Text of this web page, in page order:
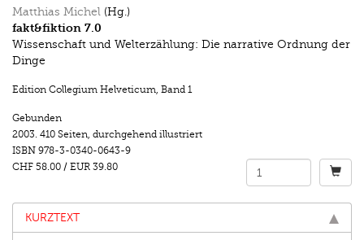
Matthias Michel (Hg.)
fakt&fiktion 7.0
Wissenschaft und Welterzählung: Die narrative Ordnung der
Dinge
Edition Collegium Helveticum, Band 1
Gebunden
2003. 410 Seiten, durchgehend illustriert
ISBN 978-3-0340-0643-9
CHF 58.00 / EUR 39.80
KURZTEXT